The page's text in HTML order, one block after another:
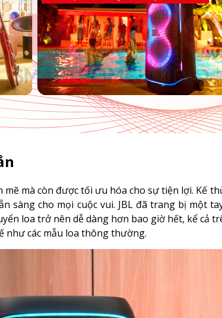
mà còn được tối ưu hóa cho sự tiện lợi. Kế
sàng cho mọi cuộc vui. JBL đã trang bị một
loa trở nên dễ dàng hơn bao giờ hết, kể cả
như các mẫu loa thông thường.